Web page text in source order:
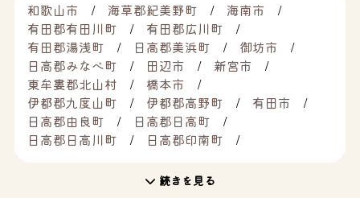
和歌山市 海草郡紀美野町
海南市
有田郡有田川町
有田郡広川町
有田郡湯浅町
日高郡美浜町
御坊市
日高郡みなべ町
田辺市
新宮市
東牟婁郡北山村
橋本市
伊都郡九度山町
伊都郡高野町
有田市
日高郡由良町
日高郡日高町
日高郡日高川町
日高郡印南町
続きを見る